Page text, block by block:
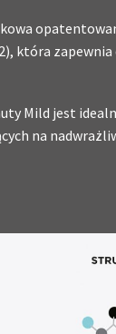
która
Mild jest
na